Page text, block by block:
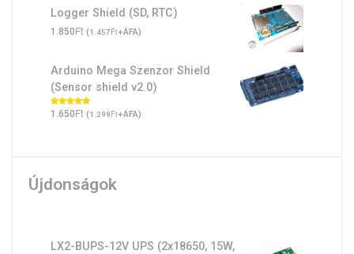
Logger Shield (SD, RTC)
1.850Ft (1.457Ft+ÁFA)
Arduino Mega Szenzor Shield
(Sensor shield v2.0)
Értékelés:
5.00 / 5
1.650Ft (1.299Ft+ÁFA)
Újdonságok
LX2-BUPS-12V UPS (2x18650, 15W,